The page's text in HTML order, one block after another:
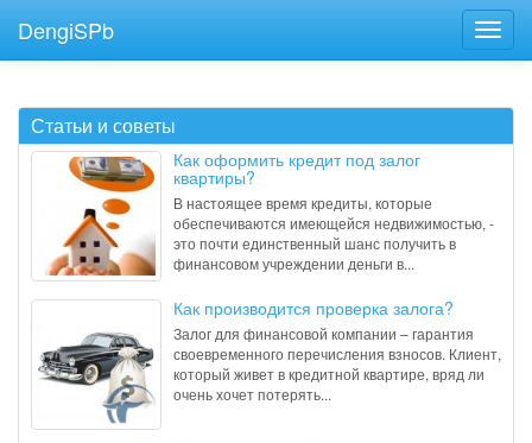
DengiSPb
Статьи и советы
Как оформить кредит под залог
квартиры?
В настоящее время кредиты, которые
обеспечиваются имеющейся недвижимостью, -
это почти единственный шанс получить в
финансовом учреждении деньги в...
Как производится проверка залога?
Залог для финансовой компании – гарантия
своевременного перечисления взносов. Клиент,
который живет в кредитной квартире, вряд ли
очень хочет потерять...